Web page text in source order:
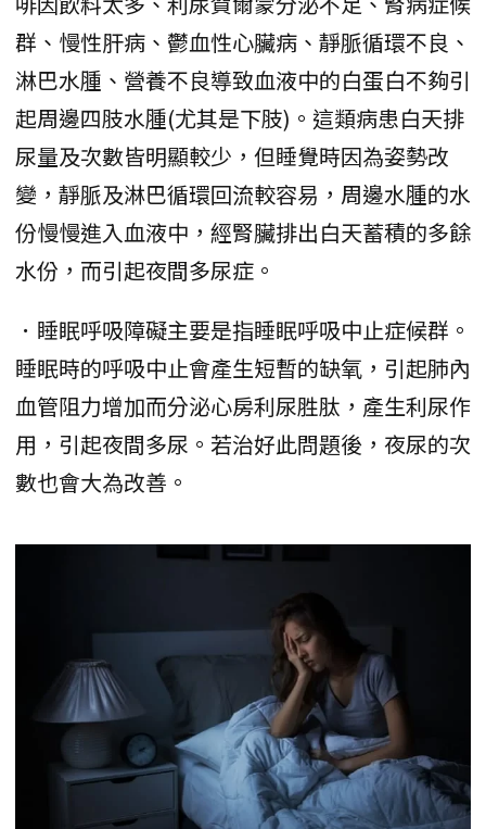
群、慢性肝病、鬱血性心臟病、靜脈循環不良、
淋巴水腫、營養不良導致血液中的白蛋白不夠引
起周邊四肢水腫(尤其是下肢)。這類病患白天排
尿量及次數皆明顯較少，但睡覺時因為姿勢改
變，靜脈及淋巴循環回流較容易，周邊水腫的水
份慢慢進入血液中，經腎臟排出白天蓄積的多餘
水份，而引起夜間多尿症。
．睡眠呼吸障礙主要是指睡眠呼吸中止症候群。
睡眠時的呼吸中止會產生短暫的缺氧，引起肺內
血管阻力增加而分泌心房利尿胜肽，產生利尿作
用，引起夜間多尿。若治好此問題後，夜尿的次
數也會大為改善。